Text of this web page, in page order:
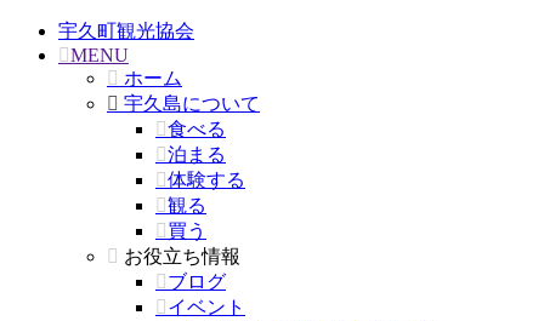
宇久町観光協会
MENU
ホーム
宇久島について
食べる
泊まる
体験する
観る
買う
お役立ち情報
ブログ
イベント